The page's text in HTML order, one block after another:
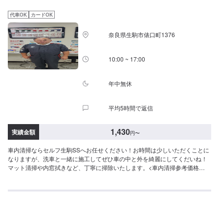
代車OK カードOK
奈良県生駒市俵口町1376
10:00 ~ 17:00
年中無休
平均5時間で返信
実績金額 1,430円〜
車内清掃ならセルフ生駒SSへお任せください！お時間は少しいただくことに
なりますが、洗車と一緒に施工してぜひ車の中と外を綺麗にしてくだいね！
マット清掃や内窓拭きなど、丁寧に掃除いたします。<車内清掃参考価格